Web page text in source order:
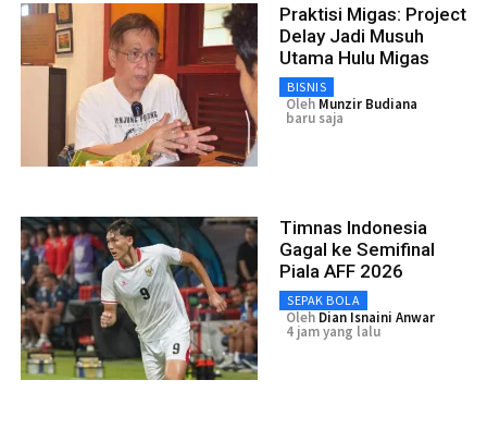
Praktisi Migas: Project
Delay Jadi Musuh
Utama Hulu Migas
BISNIS
Oleh Munzir Budiana
baru saja
Timnas Indonesia
Gagal ke Semifinal
Piala AFF 2026
SEPAK BOLA
Oleh Dian Isnaini Anwar
4 jam yang lalu